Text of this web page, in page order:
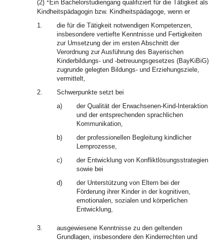
(2)
Ein Bachelorstudiengang qualifiziert für die Tätigkeit als
Kindheitspädagogin bzw. Kindheitspädagoge, wenn er
1.
die für die Tätigkeit notwendigen Kompetenzen,
insbesondere vertiefte Kenntnisse und Fertigkeiten
zur Umsetzung der im ersten Abschnitt der
Verordnung zur Ausführung des Bayerischen
Kinderbildungs- und -betreuungsgesetzes (BayKiBiG)
zugrunde gelegten Bildungs- und Erziehungsziele,
vermittelt,
2.
Schwerpunkte setzt bei
a)
der Qualität der Erwachsenen-Kind-Interaktion
und der entsprechenden sprachlichen
Kommunikation,
b)
der professionellen Begleitung kindlicher
Lernprozesse,
c)
der Entwicklung von Konfliktlösungsstrategien
sowie bei
d)
der Unterstützung von Eltern bei der
Förderung ihrer Kinder in der kognitiven,
emotionalen, sozialen und körperlichen
Entwicklung,
3.
ausgewiesene Kenntnisse zu den geltenden
Grundlagen, insbesondere den Kinderrechten und